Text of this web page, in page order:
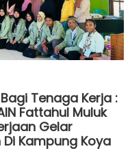
Tenaga Kerja :
Fattahul Muluk
Gelar
Kampung Koya